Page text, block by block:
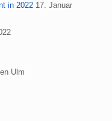
in 2022 17. Januar